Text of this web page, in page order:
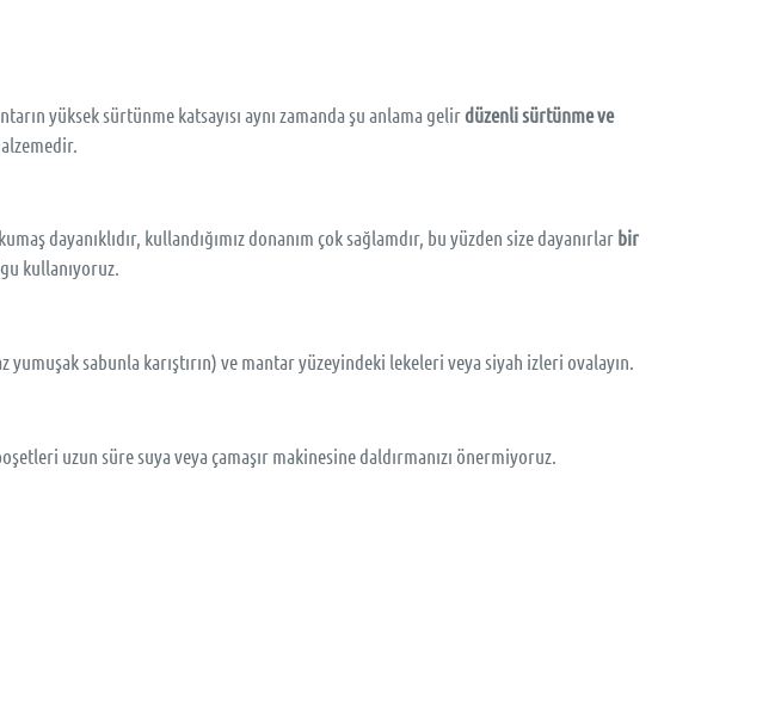
yüksek sürtünme katsayısı aynı zamanda şu anlama gelirdüzenli sürtünme ve
dayanıklıdır, kullandığımız donanım çok sağlamdır, bu yüzden size dayanırlar bir
kullanıyoruz.
yumuşak sabunla karıştırın) ve mantar yüzeyindeki lekeleri veya siyah izleri ovalayın.
uzun süre suya veya çamaşır makinesine daldırmanızı önermiyoruz.